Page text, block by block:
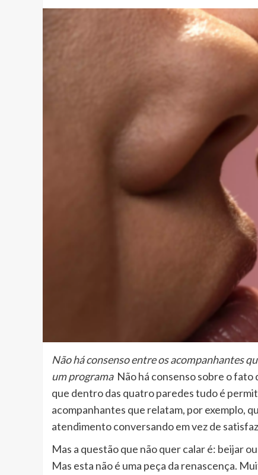
Não há consenso entre os acompanhantes
um programa Não há consenso sobre o fato
que dentro das quatro paredes tudo é
acompanhantes que relatam, por exemplo,
atendimento conversando em vez de
Mas a questão que não quer calar é: beijar
Mas esta não é uma peça da renascença.